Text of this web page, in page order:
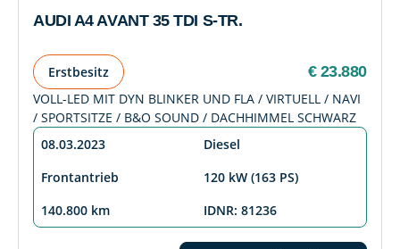
AUDI A4 AVANT 35 TDI S-TR.
Erstbesitz € 23.880
VOLL-LED MIT DYN BLINKER UND FLA / VIRTUELL / NAVI
/ SPORTSITZE / B&O SOUND / DACHHIMMEL SCHWARZ
08.03.2023
Diesel
Frontantrieb
120 kW (163 PS)
140.800 km
IDNR: 81236